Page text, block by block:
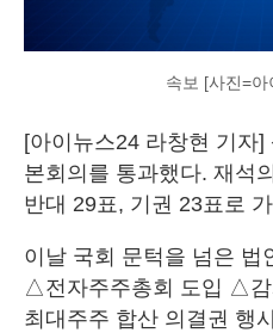
속보 [사진=
[아이뉴스24 라창현 기자]
본회의를 통과했다. 재석
반대 29표, 기권 23표로
이날 국회 문턱을 넘은
△전자주주총회 도입 △감
최대주주 합산 의결권 행